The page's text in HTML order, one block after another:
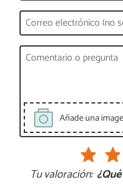
Añade una
Tu valoración: